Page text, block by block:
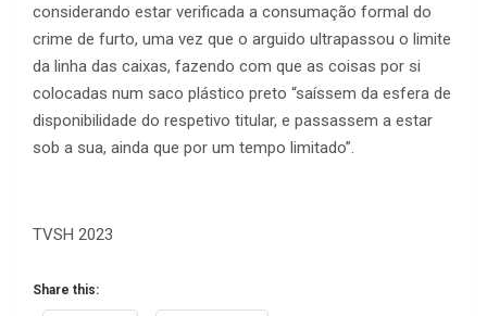
considerando estar verificada a consumação formal do
crime de furto, uma vez que o arguido ultrapassou o limite
da linha das caixas, fazendo com que as coisas por si
colocadas num saco plástico preto “saíssem da esfera de
disponibilidade do respetivo titular, e passassem a estar
sob a sua, ainda que por um tempo limitado”.
TVSH 2023
Share this: